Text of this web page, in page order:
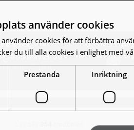
e-post
gärna förslag!
Gå
använder cookies
cookies för att förbättra
du till alla cookies i enlighet med
Prestanda Inriktning